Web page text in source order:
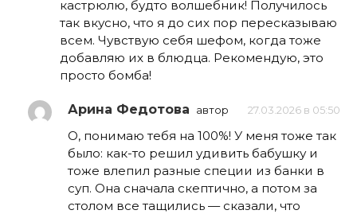
кастрюлю, будто волшебник! Получилось
так вкусно, что я до сих пор пересказываю
всем. Чувствую себя шефом, когда тоже
добавляю их в блюдца. Рекомендую, это
просто бомба!
Арина Федотова автор 27.03.2026 в 05:50
О, понимаю тебя на 100%! У меня тоже так
было: как-то решил удивить бабушку и
тоже влепил разные специи из банки в
суп. Она сначала скептично, а потом за
столом все тащились — сказали, что